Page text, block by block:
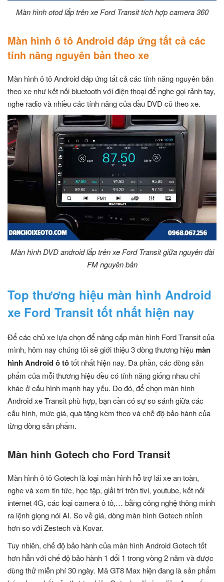
Màn hình otod lắp trên xe Ford Transit tích hợp camera 360
Màn hình ô tô Android đáp ứng tất cả các
tính năng nguyên bản theo xe
Màn hình ô tô Android đáp ứng tất cả các tính năng nguyên bản
theo xe như kết nối bluetooth với điện thoại để nghe gọi rảnh tay,
nghe radio và nhiều các tính năng của đầu DVD cũ theo xe.
Màn hình DVD android lắp trên xe Ford Transit giữa nguyên đài
FM nguyên bản
Top thương hiệu màn hình Android
xe Ford Transit tốt nhất hiện nay
Để các chủ xe lựa chọn để nâng cấp màn hình Ford Transit của
mình, hôm nay chúng tôi sẽ giới thiệu 3 dòng thương hiệu màn
hình Android ô tôtốt nhất hiện nay. Đa phần, các dòng sản
phẩm của mỗi thương hiệu đều có tính năng giống nhau chỉ
khác ở cấu hình mạnh hay yếu. Do đó, để chọn màn hình
Android xe Transit phù hợp, bạn cần có sự so sánh giữa các
cấu hình, mức giá, quà tặng kèm theo và chế độ bảo hành của
từng dòng sản phẩm.
Màn hình Gotech cho Ford Transit
Màn hình ô tô Gotech là loại màn hình hỗ trợ lái xe an toàn,
nghe và xem tin tức, học tập, giải trí trên tivi, youtube, kết nối
internet 4G, các loại camera ô tô,… bằng công nghệ thông minh
ra lệnh giọng nói AI. So về giá, dòng màn hình Gotech nhỉnh
hơn so với Zestech và Kovar.
Tuy nhiên, chế độ bảo hành của màn hình Android Gotech tốt
hơn hẳn với chế độ bảo hành 1 đổi 1 trong vòng 2 năm và được
dùng thử miễn phí 30 ngày. Mã GT8 Max hiện đang là sản phẩm